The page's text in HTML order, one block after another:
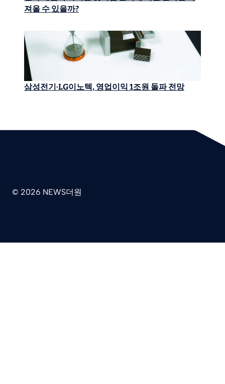
져올 수 있을까?
삼성전기·LG이노텍, 영업이익 1조원 돌파 전망
© 2026 NEWS더원